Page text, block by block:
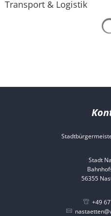
und
Transport & Logistik
Stadt
56355
+49